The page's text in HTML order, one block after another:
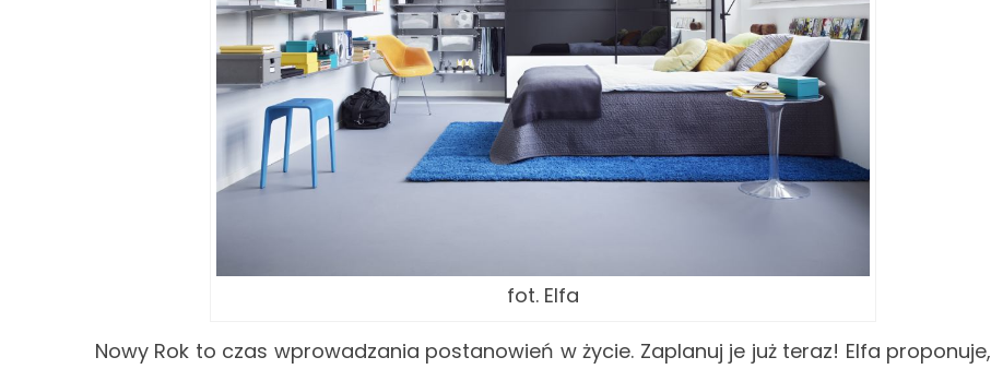
fot. Elfa
Nowy Rok to czas wprowadzania postanowień w życie. Zaplanuj je już teraz! Elfa proponuje,